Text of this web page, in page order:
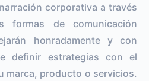
corporativa a través
de comunicación
honradamente y con
definir estrategias con el
marca, producto o servicios.